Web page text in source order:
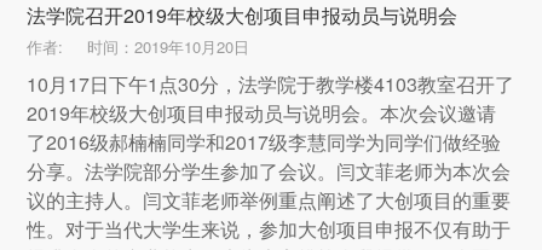
法学院召开2019年校级大创项目申报动员与说明会
作者: 时间：2019年10月20日
10月17日下午1点30分，法学院于教学楼4103教室召开了
2019年校级大创项目申报动员与说明会。本次会议邀请
了2016级郝楠楠同学和2017级李慧同学为同学们做经验
分享。法学院部分学生参加了会议。闫文菲老师为本次会
议的主持人。闫文菲老师举例重点阐述了大创项目的重要
性。对于当代大学生来说，参加大创项目申报不仅有助于